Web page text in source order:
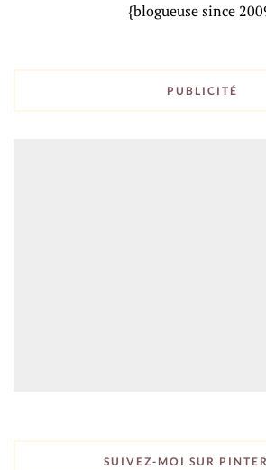
{blogueuse since
PUBLICITÉ
SUIVEZ-MOI SUR